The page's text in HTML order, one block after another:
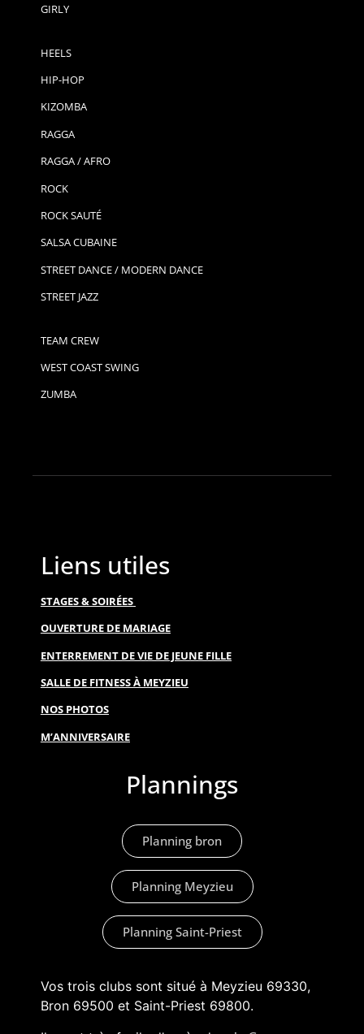
GIRLY
HEELS
HIP-HOP
KIZOMBA
RAGGA
RAGGA / AFRO
ROCK
ROCK SAUTÉ
SALSA CUBAINE
STREET DANCE / MODERN DANCE
STREET JAZZ
TEAM CREW
WEST COAST SWING
ZUMBA
Liens utiles
STAGES & SOIRÉES
OUVERTURE DE MARIAGE
ENTERREMENT DE VIE DE JEUNE FILLE
SALLE DE FITNESS À MEYZIEU
NOS PHOTOS
M’ANNIVERSAIRE
Plannings
Planning bron
Planning Meyzieu
Planning Saint-Priest
Vos trois clubs sont situé à Meyzieu 69330,
Bron 69500 et Saint-Priest 69800.